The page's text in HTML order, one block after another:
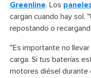
Greenline. Los
cargan cuando hay sol.
repostando o
"Es importante no
carga. Si tus baterías
motores diésel durante